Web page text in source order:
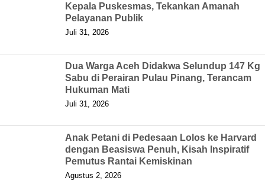
Kepala Puskesmas, Tekankan Amanah
Pelayanan Publik
Juli 31, 2026
Dua Warga Aceh Didakwa Selundup 147 Kg
Sabu di Perairan Pulau Pinang, Terancam
Hukuman Mati
Juli 31, 2026
Anak Petani di Pedesaan Lolos ke Harvard
dengan Beasiswa Penuh, Kisah Inspiratif
Pemutus Rantai Kemiskinan
Agustus 2, 2026